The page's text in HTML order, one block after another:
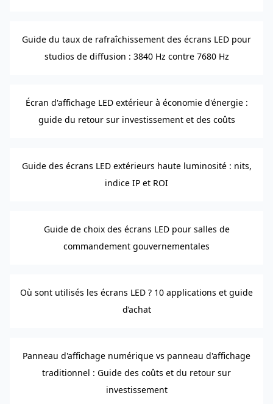
Guide du taux de rafraîchissement des écrans LED pour
studios de diffusion : 3840 Hz contre 7680 Hz
Écran d'affichage LED extérieur à économie d'énergie :
guide du retour sur investissement et des coûts
Guide des écrans LED extérieurs haute luminosité : nits,
indice IP et ROI
Guide de choix des écrans LED pour salles de
commandement gouvernementales
Où sont utilisés les écrans LED ? 10 applications et guide
d’achat
Panneau d'affichage numérique vs panneau d'affichage
traditionnel : Guide des coûts et du retour sur
investissement